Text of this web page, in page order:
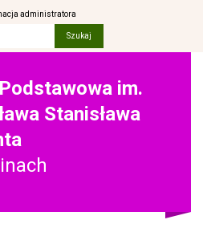
administratora
im.
Stanisława